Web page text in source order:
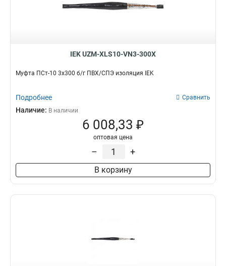
IEK UZM-XLS10-VN3-300X
Муфта ПСт-10 3х300 б/г ПВХ/СПЭ изоляция IEK
Подробнее Сравнить
Наличие: В наличии
6 008,33 ₽
оптовая цена
– +
В корзину